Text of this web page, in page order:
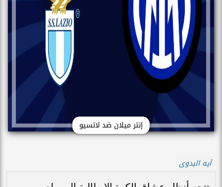
إنتر ميلان ضد لاتسيو
آيه البدوى